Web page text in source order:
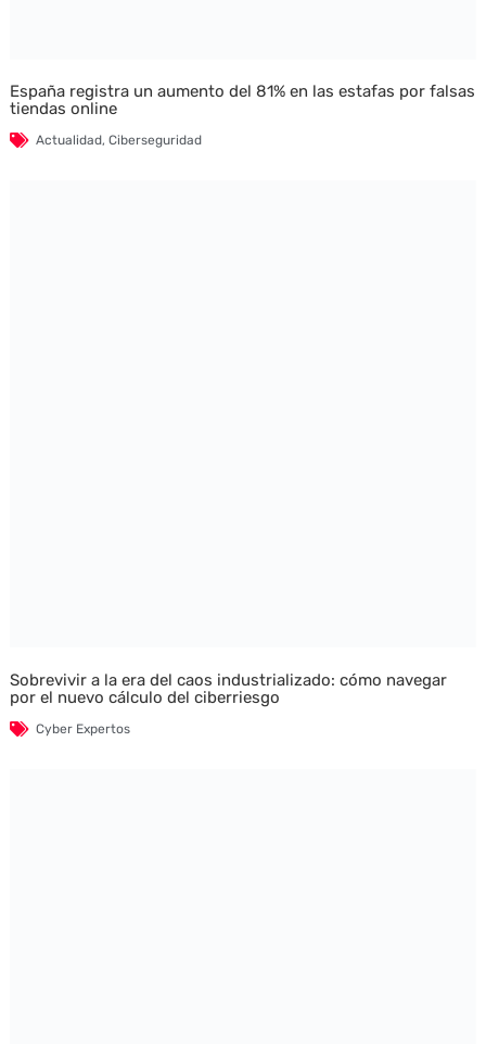
España registra un aumento del 81% en las estafas por falsas
tiendas online
Actualidad, Ciberseguridad
Sobrevivir a la era del caos industrializado: cómo navegar
por el nuevo cálculo del ciberriesgo
Cyber Expertos